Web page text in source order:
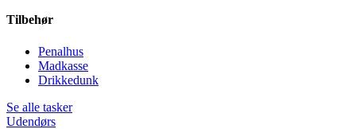
Tilbehør
Penalhus
Madkasse
Drikkedunk
Se alle tasker
Udendørs